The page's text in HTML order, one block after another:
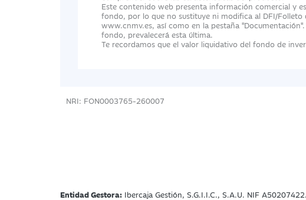
Este contenido web presenta información comercial y
fondo, por lo que no sustituye ni modifica al DFI/
www.cnmv.es, así como en la pestaña
fondo, prevalecerá esta última.
Te recordamos que el valor liquidativo del fondo de
NRI: FON0003765-260007
Entidad Gestora: Ibercaja Gestión, S.G.I.I.C., S.A.U. NIF A50207422.